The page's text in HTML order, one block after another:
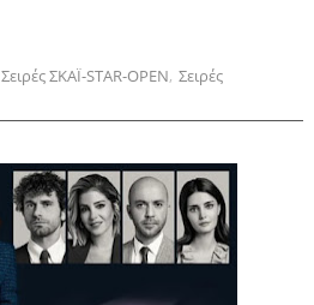
Σειρές ΣΚΑΪ-STAR-OPEN, Σειρές